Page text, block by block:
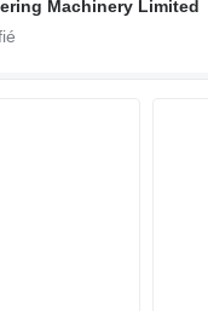
Machinery Limited